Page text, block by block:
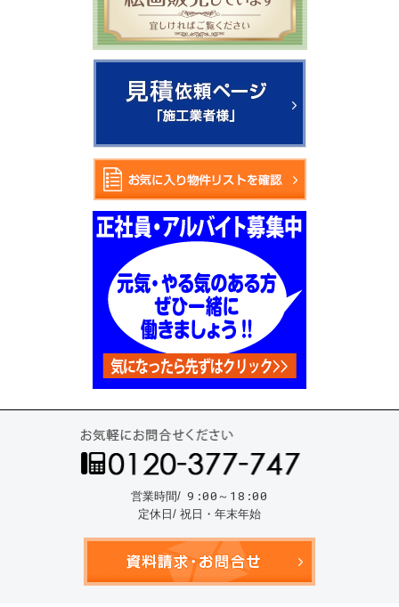
営業時間/ 9:00～18:00
定休日/ 祝日・年末年始